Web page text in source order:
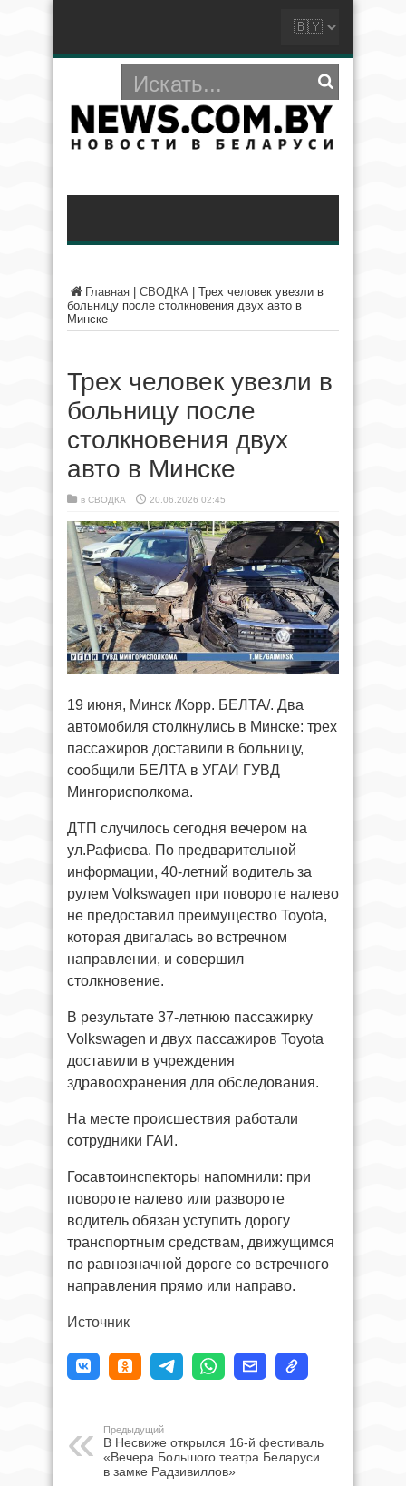
Главная СВОДКА
Трех человек увезли в
больницу после столкновения двух авто в
Минске
Трех человек увезли в
больницу после
столкновения двух
авто в Минске
в СВОДКА 20.06.2026 02:45
19 июня, Минск /Корр. БЕЛТА/. Два
автомобиля столкнулись в Минске: трех
пассажиров доставили в больницу,
сообщили БЕЛТА в УГАИ ГУВД
Мингорисполкома.
ДТП случилось сегодня вечером на
ул.Рафиева. По предварительной
информации, 40-летний водитель за
рулем Volkswagen при повороте налево
не предоставил преимущество Toyota,
которая двигалась во встречном
направлении, и совершил
столкновение.
В результате 37-летнюю пассажирку
Volkswagen и двух пассажиров Toyota
доставили в учреждения
здравоохранения для обследования.
На месте происшествия работали
сотрудники ГАИ.
Госавтоинспекторы напомнили: при
повороте налево или развороте
водитель обязан уступить дорогу
транспортным средствам, движущимся
по равнозначной дороге со встречного
направления прямо или направо.
Источник
Предыдущий
В Несвиже открылся 16-й фестиваль
«Вечера Большого театра Беларуси
в замке Радзивиллов»